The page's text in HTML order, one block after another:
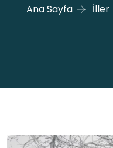
Ana Sayfa İller